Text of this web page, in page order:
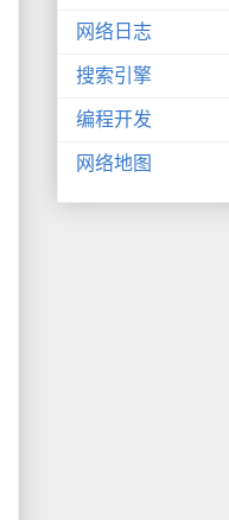
网络日志
搜索引擎
编程开发
网络地图